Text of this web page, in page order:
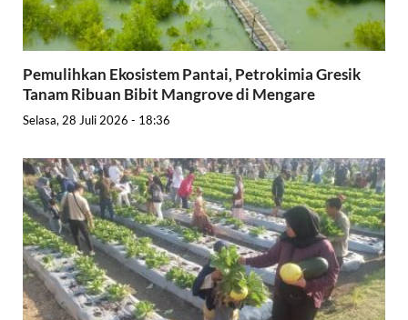
Pemulihkan Ekosistem Pantai, Petrokimia Gresik
Tanam Ribuan Bibit Mangrove di Mengare
Selasa, 28 Juli 2026 - 18:36